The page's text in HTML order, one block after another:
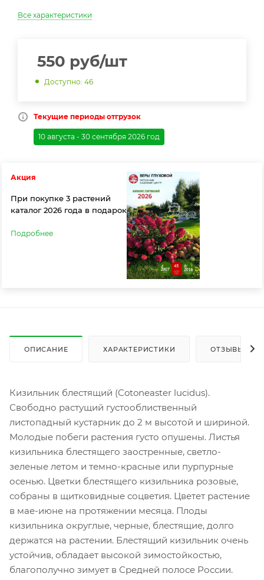
Все характеристики
550 руб/шт
Доступно: 46
Текущие периоды отгрузок
10 августа - 30 сентября 2026 год
Акция
При покупке 3 растений
каталог 2026 года в подарок
Подробнее
ОПИСАНИЕ ХАРАКТЕРИСТИКИ ОТЗЫВЫ
Кизильник блестящий (Cotoneaster lucidus).
Свободно растущий густооблиственный
листопадный кустарник до 2 м высотой и шириной.
Молодые побеги растения густо опушены. Листья
кизильника блестящего заостренные, светло-
зеленые летом и темно-красные или пурпурные
осенью. Цветки блестящего кизильника розовые,
собраны в щитковидные соцветия. Цветет растение
в мае-июне на протяжении месяца. Плоды
кизильника округлые, черные, блестящие, долго
держатся на растении. Блестящий кизильник очень
устойчив, обладает высокой зимостойкостью,
благополучно зимует в Средней полосе России.